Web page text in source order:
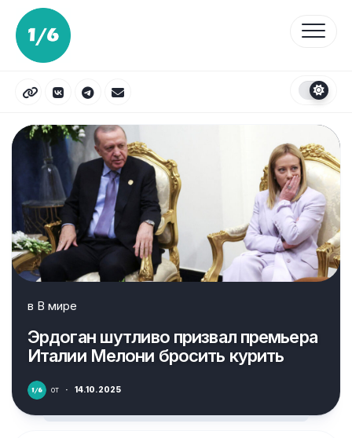
Перейти
содержанию
в В мире
Эрдоган шутливо призвал премьера
Италии Мелони бросить курить
от · 14.10.2025